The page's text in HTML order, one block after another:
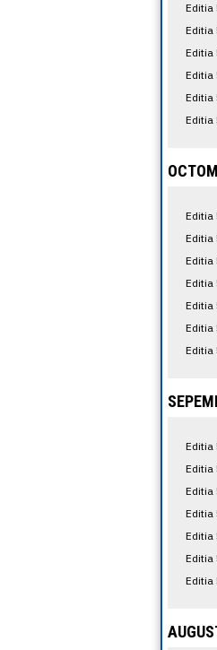
Editia
Editia
Editia
Editia
Editia
Editia
Editia
Editia
Editia
Editia
Editia
Editia
Editia
Editia
Editia
Editia
Editia
Editia
Editia
Editia